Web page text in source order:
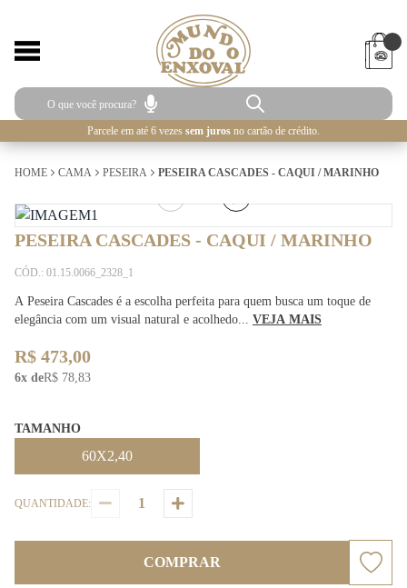
Parcele em até 6 vezes sem juros no cartão de crédito.
HOME CAMA PESEIRA PESEIRA CASCADES - CAQUI / MARINHO
PESEIRA CASCADES - CAQUI / MARINHO
CÓD.: 01.15.0066_2328_1
A Peseira Cascades é a escolha perfeita para quem busca um toque de
elegância com um visual natural e acolhedo... VEJA MAIS
R$ 473,00
6x deR$ 78,83
TAMANHO
60X2,40
QUANTIDADE:
COMPRAR